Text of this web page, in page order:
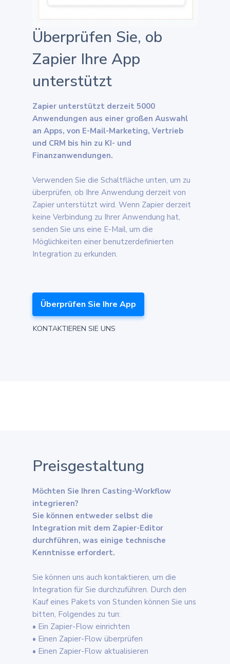
Überprüfen Sie, ob
Zapier Ihre App
unterstützt
Zapier unterstützt derzeit 5000
Anwendungen aus einer großen Auswahl
an Apps, von E-Mail-Marketing, Vertrieb
und CRM bis hin zu KI- und
Finanzanwendungen.
Verwenden Sie die Schaltfläche unten, um zu
überprüfen, ob Ihre Anwendung derzeit von
Zapier unterstützt wird. Wenn Zapier derzeit
keine Verbindung zu Ihrer Anwendung hat,
senden Sie uns eine E-Mail, um die
Möglichkeiten einer benutzerdefinierten
Integration zu erkunden.
Überprüfen Sie Ihre App
KONTAKTIEREN SIE UNS
Preisgestaltung
Möchten Sie Ihren Casting-Workflow
integrieren?
Sie können entweder selbst die
Integration mit dem Zapier-Editor
durchführen, was einige technische
Kenntnisse erfordert.
Sie können uns auch kontaktieren, um die
Integration für Sie durchzuführen. Durch den
Kauf eines Pakets von Stunden können Sie uns
bitten, Folgendes zu tun:
• Ein Zapier-Flow einrichten
• Einen Zapier-Flow überprüfen
• Einen Zapier-Flow aktualisieren